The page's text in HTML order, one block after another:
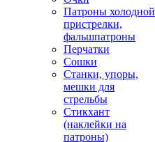
Патроны холодной
пристрелки,
фальшпатроны
Перчатки
Сошки
Станки, упоры,
мешки для
стрельбы
Стикхант
(наклейки на
патроны)